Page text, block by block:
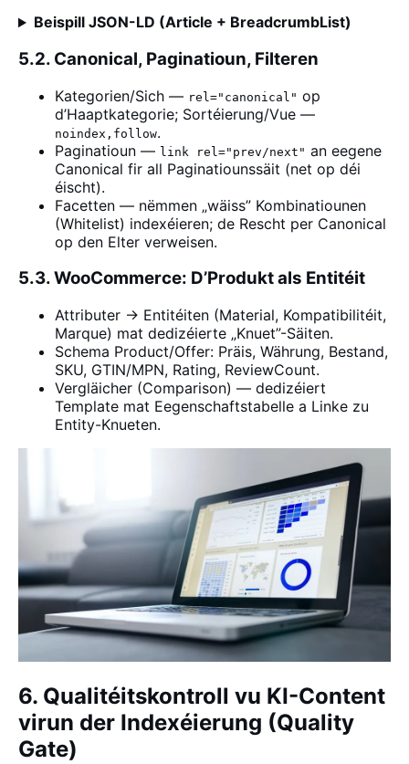
Beispill JSON-LD (Article + BreadcrumbList)
5.2. Canonical, Paginatioun, Filteren
Kategorien/Sich — rel="canonical" op
d’Haaptkategorie; Sortéierung/Vue —
noindex,follow.
Paginatioun — link rel="prev/next" an eegene
Canonical fir all Paginatiounssäit (net op déi
éischt).
Facetten — nëmmen „wäiss” Kombinatiounen
(Whitelist) indexéieren; de Rescht per Canonical
op den Elter verweisen.
5.3. WooCommerce: D’Produkt als Entitéit
Attributer → Entitéiten (Material, Kompatibilitéit,
Marque) mat dedizéierte „Knuet”-Säiten.
Schema Product/Offer: Präis, Währung, Bestand,
SKU, GTIN/MPN, Rating, ReviewCount.
Vergläicher (Comparison) — dedizéiert
Template mat Eegenschaftstabelle a Linke zu
Entity-Knueten.
6. Qualitéitskontroll vu KI-Content
virun der Indexéierung (Quality
Gate)